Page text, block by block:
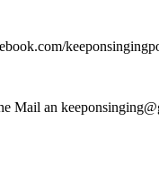
Mail an